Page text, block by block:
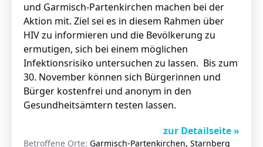
und Garmisch-Partenkirchen machen bei der
Aktion mit. Ziel sei es in diesem Rahmen über
HIV zu informieren und die Bevölkerung zu
ermutigen, sich bei einem möglichen
Infektionsrisiko untersuchen zu lassen. Bis zum
30. November können sich Bürgerinnen und
Bürger kostenfrei und anonym in den
Gesundheitsämtern testen lassen.
zur Detailseite »
Betroffene Orte: Garmisch-Partenkirchen, Starnberg